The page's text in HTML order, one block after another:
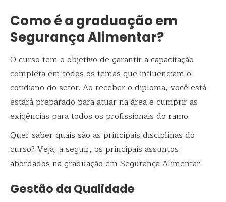
Como é a graduação em
Segurança Alimentar?
O curso tem o objetivo de garantir a capacitação
completa em todos os temas que influenciam o
cotidiano do setor. Ao receber o diploma, você está
estará preparado para atuar na área e cumprir as
exigências para todos os profissionais do ramo.
Quer saber quais são as principais disciplinas do
curso? Veja, a seguir, os principais assuntos
abordados na graduação em Segurança Alimentar.
Gestão da Qualidade